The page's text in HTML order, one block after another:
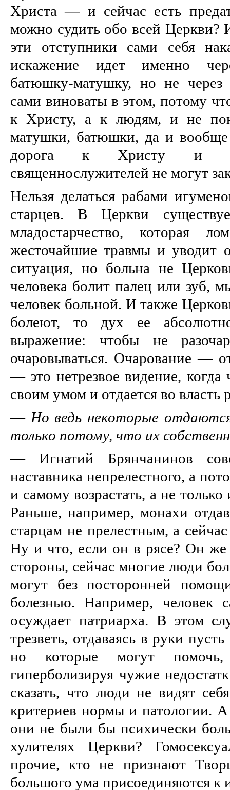
Христа — и сейчас есть
можно судить обо всей Церкви?
эти отступники сами себя
искажение идет именно
батюшку-матушку, но не
сами виноваты в этом, потому
к Христу, а к людям, и не
матушки, батюшки, да и
дорога к Христу и
священнослужителей не могут
Нельзя делаться рабами
старцев. В Церкви
младостарчество, которая
жесточайшие травмы и уводит
ситуация, но больна не
человека болит палец или зуб,
человек больной. И также
болеют, то дух ее
выражение: чтобы не
очаровываться. Очарование —
— это нетрезвое видение, когда
своим умом и отдается во
— Но ведь некоторые
только потому, что их
— Игнатий Брянчанинов
наставника непрелестного, а
и самому возрастать, а не
Раньше, например, монахи
старцам не прелестным, а
Ну и что, если он в рясе? Он же
стороны, сейчас многие люди
могут без посторонней
болезнью. Например, человек
осуждает патриарха. В этом
трезветь, отдаваясь в руки
но которые могут
гиперболизируя чужие
сказать, что люди не видят
критериев нормы и патологии.
они не были бы психически
хулителях Церкви?
прочие, кто не признают
большого ума присоединяются к